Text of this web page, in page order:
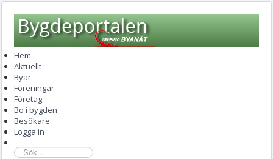
Hem
Aktuellt
Byar
Föreningar
Företag
Bo i bygden
Besökare
Logga in
sök...